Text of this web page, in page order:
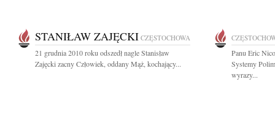
STANIŁAW ZAJĘCKI CZĘSTOCHOWA
21 grudnia 2010 roku odszedł nagle Stanisław
Zajęcki zacny Człowiek, oddany Mąż, kochający...
Panu Eric
Systemy
wyrazy...